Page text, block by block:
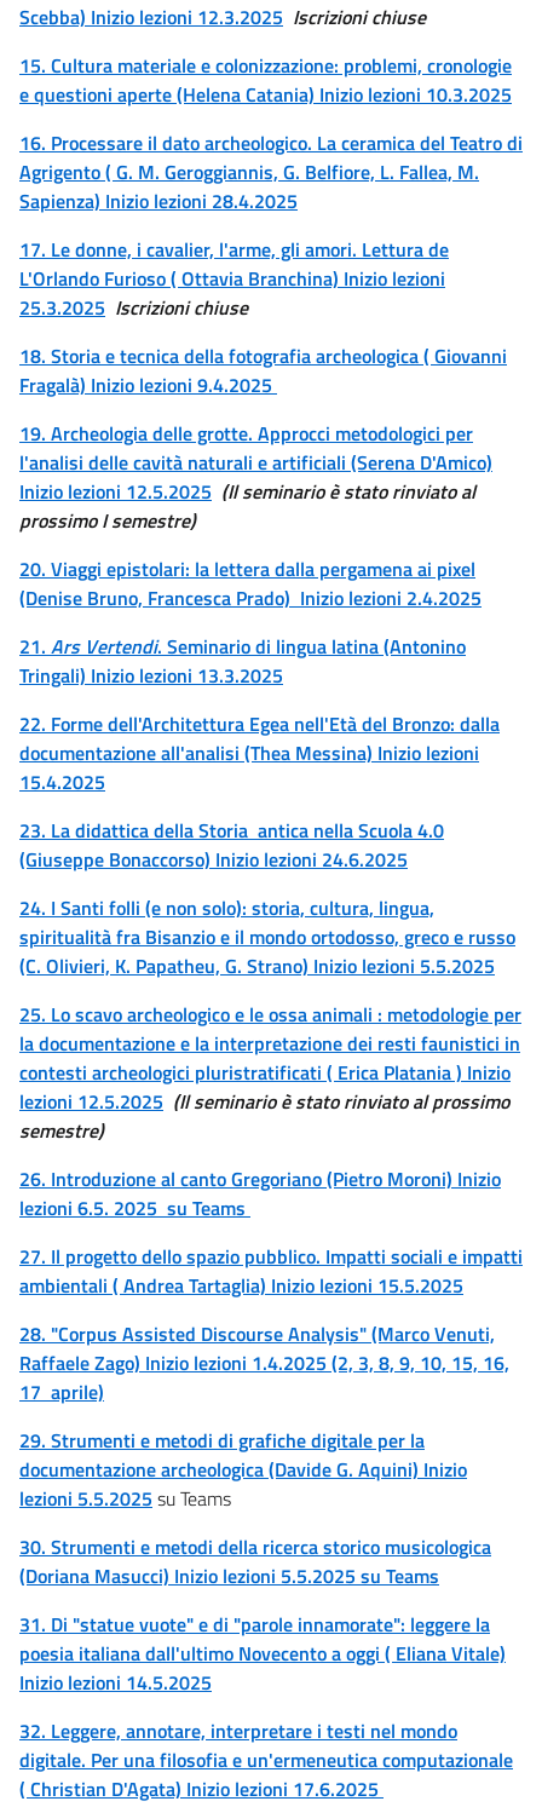
Scebba) Inizio lezioni 12.3.2025 Iscrizioni chiuse
15. Cultura materiale e colonizzazione: problemi, cronologie
e questioni aperte (Helena Catania) Inizio lezioni 10.3.2025
16. Processare il dato archeologico. La ceramica del Teatro di
Agrigento ( G. M. Geroggiannis, G. Belfiore, L. Fallea, M.
Sapienza) Inizio lezioni 28.4.2025
17. Le donne, i cavalier, l'arme, gli amori. Lettura de
L'Orlando Furioso ( Ottavia Branchina) Inizio lezioni
25.3.2025 Iscrizioni chiuse
18. Storia e tecnica della fotografia archeologica ( Giovanni
Fragalà) Inizio lezioni 9.4.2025
19. Archeologia delle grotte. Approcci metodologici per
l'analisi delle cavità naturali e artificiali (Serena D'Amico)
Inizio lezioni 12.5.2025 (Il seminario è stato rinviato al
prossimo I semestre)
20. Viaggi epistolari: la lettera dalla pergamena ai pixel
(Denise Bruno, Francesca Prado) Inizio lezioni 2.4.2025
21. Ars Vertendi. Seminario di lingua latina (Antonino
Tringali) Inizio lezioni 13.3.2025
22. Forme dell'Architettura Egea nell'Età del Bronzo: dalla
documentazione all'analisi (Thea Messina) Inizio lezioni
15.4.2025
23. La didattica della Storia antica nella Scuola 4.0
(Giuseppe Bonaccorso) Inizio lezioni 24.6.2025
24. I Santi folli (e non solo): storia, cultura, lingua,
spiritualità fra Bisanzio e il mondo ortodosso, greco e russo
(C. Olivieri, K. Papatheu, G. Strano) Inizio lezioni 5.5.2025
25. Lo scavo archeologico e le ossa animali : metodologie per
la documentazione e la interpretazione dei resti faunistici in
contesti archeologici pluristratificati ( Erica Platania ) Inizio
lezioni 12.5.2025 (Il seminario è stato rinviato al prossimo
semestre)
26. Introduzione al canto Gregoriano (Pietro Moroni) Inizio
lezioni 6.5. 2025 su Teams
27. Il progetto dello spazio pubblico. Impatti sociali e impatti
ambientali ( Andrea Tartaglia) Inizio lezioni 15.5.2025
28. "Corpus Assisted Discourse Analysis" (Marco Venuti,
Raffaele Zago) Inizio lezioni 1.4.2025 (2, 3, 8, 9, 10, 15, 16,
17 aprile)
29. Strumenti e metodi di grafiche digitale per la
documentazione archeologica (Davide G. Aquini) Inizio
lezioni 5.5.2025 su Teams
30. Strumenti e metodi della ricerca storico musicologica
(Doriana Masucci) Inizio lezioni 5.5.2025 su Teams
31. Di "statue vuote" e di "parole innamorate": leggere la
poesia italiana dall'ultimo Novecento a oggi ( Eliana Vitale)
Inizio lezioni 14.5.2025
32. Leggere, annotare, interpretare i testi nel mondo
digitale. Per una filosofia e un'ermeneutica computazionale
( Christian D'Agata) Inizio lezioni 17.6.2025